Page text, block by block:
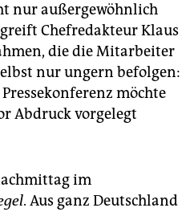
nur außergewöhnlich
Chefredakteur Klaus
die die Mitarbeiter
nur ungern befolgen:
möchte
Abdruck vorgelegt
im
. Aus ganz Deutschland